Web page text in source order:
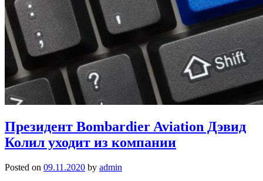
Президент Bombardier Aviation Дэвид
Колил уходит из компании
Posted on 09.11.2020 by admin